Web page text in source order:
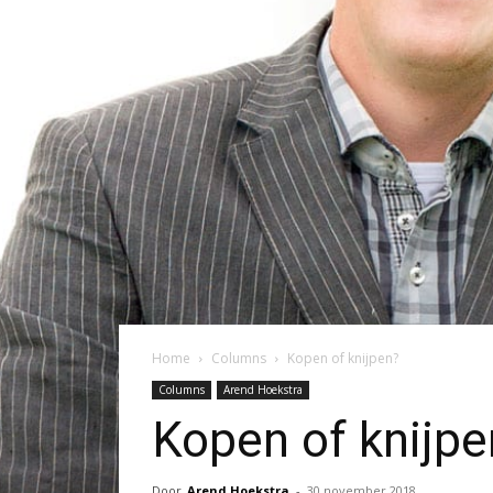
Home Columns Kopen of knijpen?
Columns Arend Hoekstra
Kopen of